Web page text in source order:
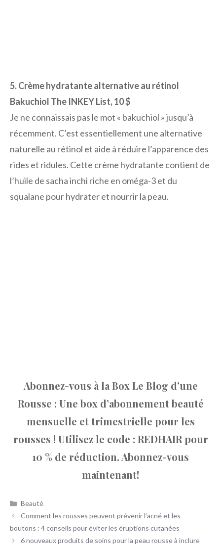
5. Crème hydratante alternative au rétinol
Bakuchiol The INKEY List, 10 $
Je ne connaissais pas le mot « bakuchiol » jusqu’à
récemment. C’est essentiellement une alternative
naturelle au rétinol et aide à réduire l’apparence des
rides et ridules. Cette crème hydratante contient de
l’huile de sacha inchi riche en oméga-3 et du
squalane pour hydrater et nourrir la peau.
Abonnez-vous à la Box Le Blog d’une
Rousse : Une box d’abonnement beauté
mensuelle et trimestrielle pour les
rousses ! Utilisez le code : REDHAIR pour
10 % de réduction. Abonnez-vous
maintenant!
Catégories
Beauté
Comment les rousses peuvent prévenir l’acné et les
boutons : 4 conseils pour éviter les éruptions cutanées
6 nouveaux produits de soins pour la peau rousse à inclure